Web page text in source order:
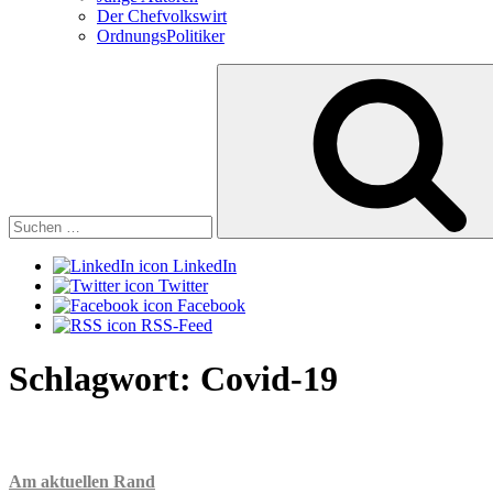
Der Chefvolkswirt
OrdnungsPolitiker
LinkedIn
Twitter
Facebook
RSS-Feed
Schlagwort: Covid-19
Am aktuellen Rand